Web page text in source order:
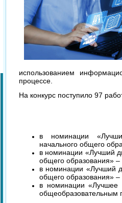
использованием
процессе.
На конкурс поступило 97
в номинации
начального общего
в номинации «Лучший
общего образования» –
в номинации «Лучший
общего образования»
в номинации «Лучшее
общеобразовательным